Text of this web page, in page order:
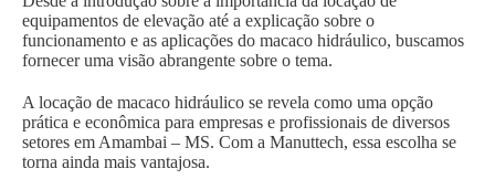
equipamentos de elevação até a explicação sobre o
funcionamento e as aplicações do macaco hidráulico, buscamos
fornecer uma visão abrangente sobre o tema.
A locação de macaco hidráulico se revela como uma opção
prática e econômica para empresas e profissionais de diversos
setores em Amambai – MS. Com a Manuttech, essa escolha se
torna ainda mais vantajosa.